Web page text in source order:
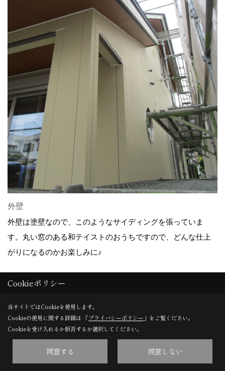
外壁
外壁は塗壁なので、このようなサイディングを張っていま
す。丸い窓のある和テイストのおうちですので、どんな仕上
がりになるのかお楽しみに♪
Cookieポリシー
当サイトではCookieを使用します。
Cookieの使用に関する詳細は 「プライバシーポリシー 」をご覧ください。
Cookieを受け入れるか拒否するか選択してください。
同意する 同意しない